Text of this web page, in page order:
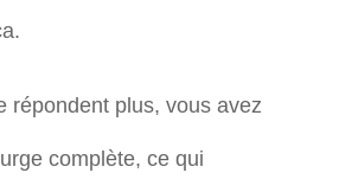
répondent plus, vous avez
complète, ce qui